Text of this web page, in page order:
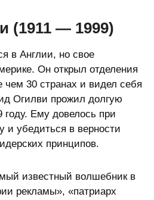
(1911 — 1999)
в Англии, но свое
Он открыл отделения
30 странах и видел себя
Огилви прожил долгую
Ему довелось при
и убедиться в верности
принципов.
известный волшебник в
рекламы», «патриарх